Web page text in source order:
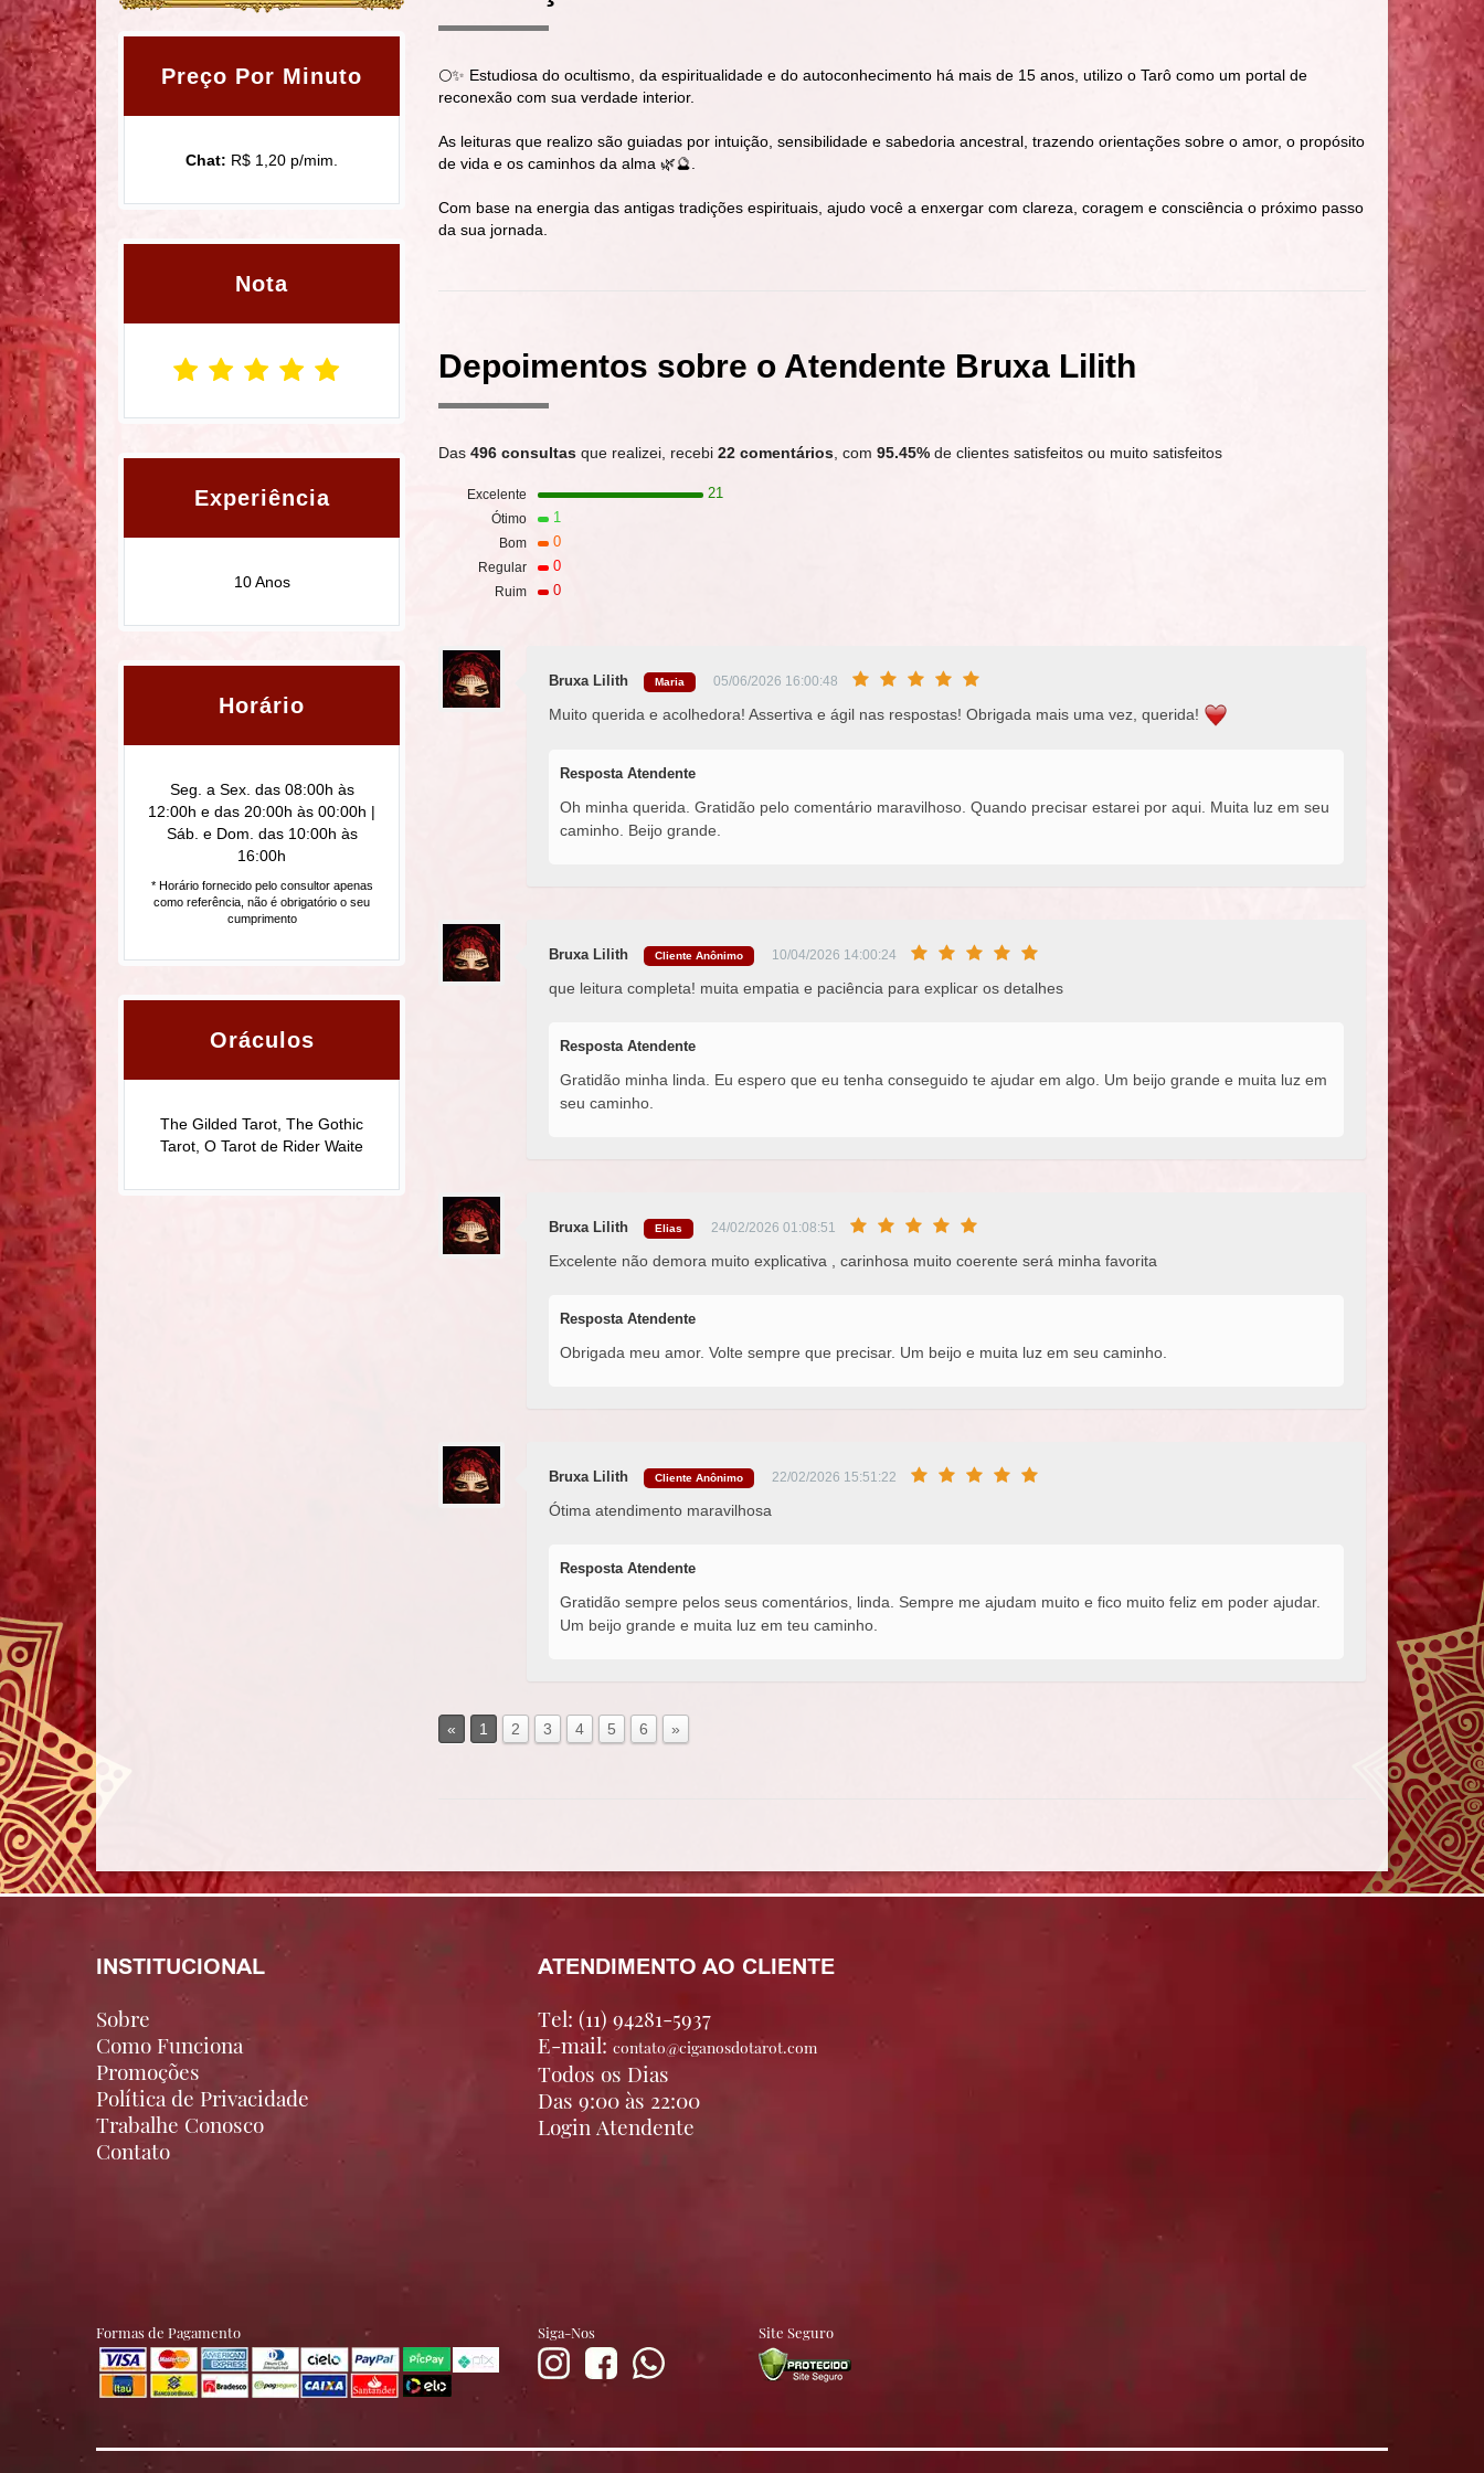
Preço Por Minuto
Chat: R$ 1,20 p/mim.
Nota
Experiência
10 Anos
Horário
Seg. a Sex. das 08:00h às
12:00h e das 20:00h às 00:00h |
Sáb. e Dom. das 10:00h às
16:00h
* Horário fornecido pelo consultor apenas
como referência, não é obrigatório o seu
cumprimento
Oráculos
The Gilded Tarot, The Gothic
Tarot, O Tarot de Rider Waite
🌕✨ Estudiosa do ocultismo, da espiritualidade e do autoconhecimento há mais de 15 anos, utilizo o Tarô como um portal de
reconexão com sua verdade interior.
As leituras que realizo são guiadas por intuição, sensibilidade e sabedoria ancestral, trazendo orientações sobre o amor, o propósito
de vida e os caminhos da alma 🌿🔮.
Com base na energia das antigas tradições espirituais, ajudo você a enxergar com clareza, coragem e consciência o próximo passo
da sua jornada.
Depoimentos sobre o Atendente Bruxa Lilith
Das 496 consultas que realizei, recebi 22 comentários , com 95.45% de clientes satisfeitos ou muito satisfeitos
Excelente 21
Ótimo 1
Bom 0
Regular 0
Ruim 0
Bruxa Lilith Maria 05/06/2026 16:00:48
Muito querida e acolhedora! Assertiva e ágil nas respostas! Obrigada mais uma vez, querida!
Resposta Atendente
Oh minha querida. Gratidão pelo comentário maravilhoso. Quando precisar estarei por aqui. Muita luz em seu
caminho. Beijo grande.
Bruxa Lilith Cliente Anônimo 10/04/2026 14:00:24
que leitura completa! muita empatia e paciência para explicar os detalhes
Resposta Atendente
Gratidão minha linda. Eu espero que eu tenha conseguido te ajudar em algo. Um beijo grande e muita luz em
seu caminho.
Bruxa Lilith Elias 24/02/2026 01:08:51
Excelente não demora muito explicativa , carinhosa muito coerente será minha favorita
Resposta Atendente
Obrigada meu amor. Volte sempre que precisar. Um beijo e muita luz em seu caminho.
Bruxa Lilith Cliente Anônimo 22/02/2026 15:51:22
Ótima atendimento maravilhosa
Resposta Atendente
Gratidão sempre pelos seus comentários, linda. Sempre me ajudam muito e fico muito feliz em poder ajudar.
Um beijo grande e muita luz em teu caminho.
« 1 2 3 4 5 6 »
INSTITUCIONAL
Sobre
Como Funciona
Promoções
Política de Privacidade
Trabalhe Conosco
Contato
ATENDIMENTO AO CLIENTE
Tel: (11) 94281-5937
E-mail: contato@ciganosdotarot.com
Todos os Dias
Das 9:00 às 22:00
Login Atendente
Formas de Pagamento Siga-Nos Site Seguro